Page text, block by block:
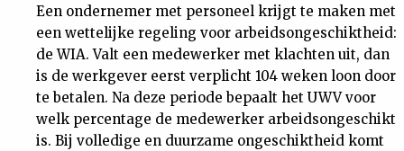
Een ondernemer met personeel krijgt te maken met
een wettelijke regeling voor arbeidsongeschiktheid:
de WIA. Valt een medewerker met klachten uit, dan
is de werkgever eerst verplicht 104 weken loon door
te betalen. Na deze periode bepaalt het UWV voor
welk percentage de medewerker arbeidsongeschikt
is. Bij volledige en duurzame ongeschiktheid komt